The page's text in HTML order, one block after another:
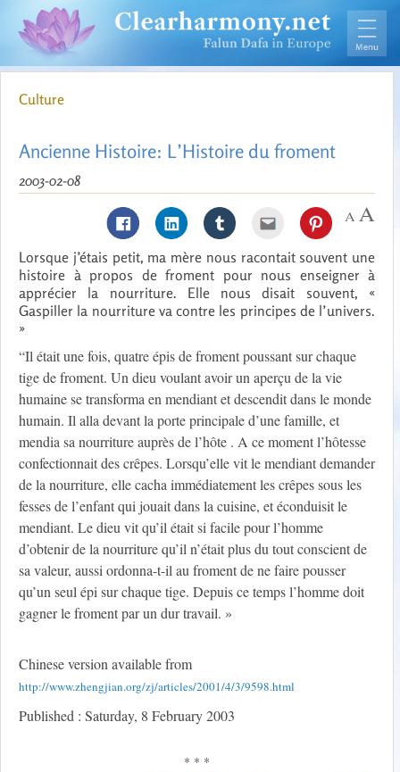
Culture
Ancienne Histoire: L’Histoire du froment
2003-02-08
Lorsque j’étais petit, ma mère nous racontait souvent une
histoire à propos de froment pour nous enseigner à
apprécier la nourriture. Elle nous disait souvent, «
Gaspiller la nourriture va contre les principes de l’univers.
»
“Il était une fois, quatre épis de froment poussant sur chaque
tige de froment. Un dieu voulant avoir un aperçu de la vie
humaine se transforma en mendiant et descendit dans le monde
humain. Il alla devant la porte principale d’une famille, et
mendia sa nourriture auprès de l’hôte . A ce moment l’hôtesse
confectionnait des crêpes. Lorsqu’elle vit le mendiant demander
de la nourriture, elle cacha immédiatement les crêpes sous les
fesses de l’enfant qui jouait dans la cuisine, et éconduisit le
mendiant. Le dieu vit qu’il était si facile pour l’homme
d’obtenir de la nourriture qu’il n’était plus du tout conscient de
sa valeur, aussi ordonna-t-il au froment de ne faire pousser
qu’un seul épi sur chaque tige. Depuis ce temps l’homme doit
gagner le froment par un dur travail. »
Chinese version available from
http://www.zhengjian.org/zj/articles/2001/4/3/9598.html
Published : Saturday, 8 February 2003
* * *